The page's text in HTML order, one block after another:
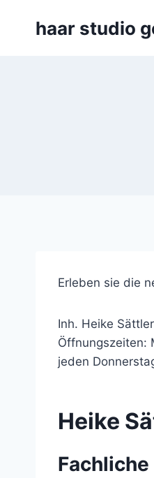
haar studio
Erleben sie die
Inh. Heike
Öffnungszeiten:
jeden
Heike